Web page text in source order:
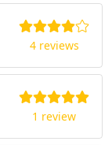
4 reviews
1 review